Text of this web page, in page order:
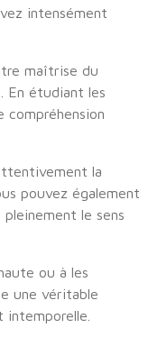
intensément
maîtrise du
En étudiant les
compréhension
la
pouvez également
le sens
ou à les
une véritable